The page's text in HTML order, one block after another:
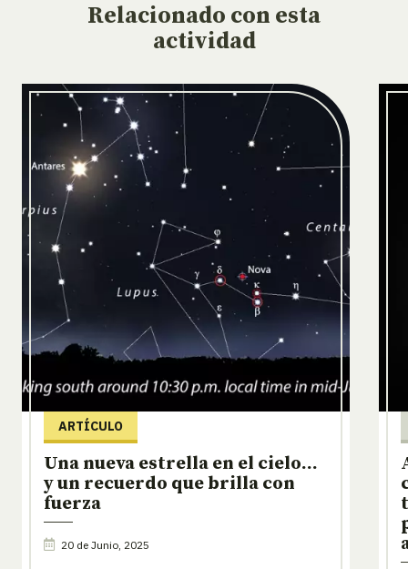
Relacionado con esta
actividad
ARTÍCULO
Una nueva estrella en el cielo…
y un recuerdo que brilla con
fuerza
20 de Junio, 2025